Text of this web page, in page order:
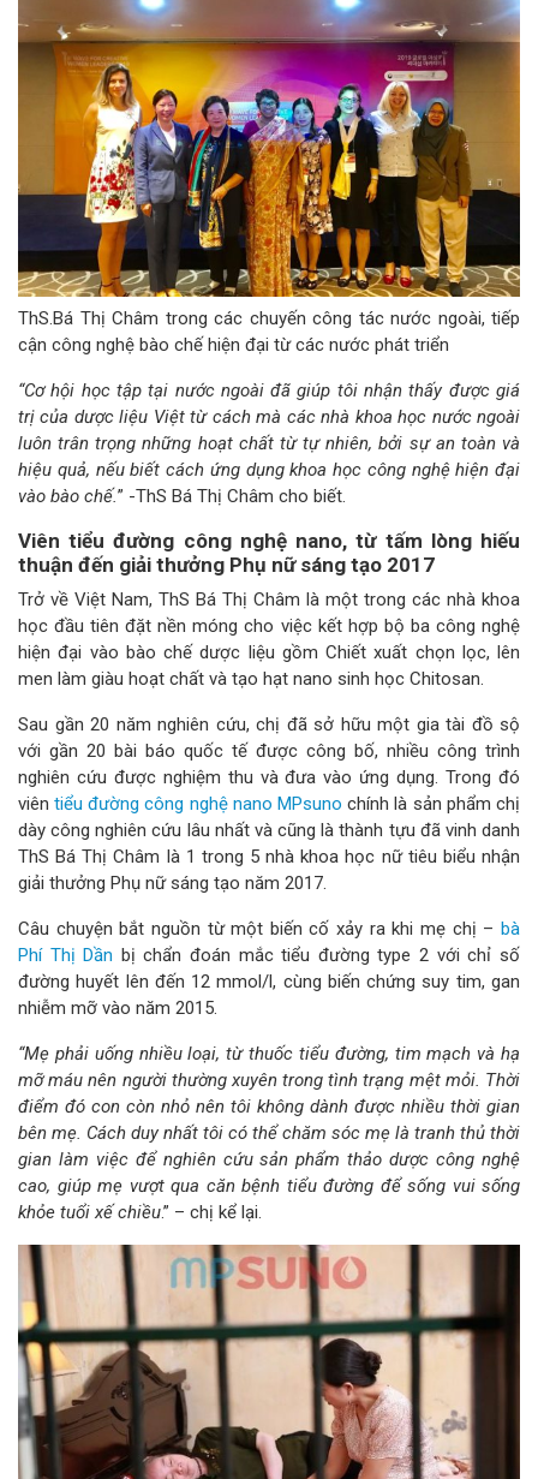
ThS.Bá Thị Châm trong các chuyến công tác nước ngoài, tiếp
cận công nghệ bào chế hiện đại từ các nước phát triển
“Cơ hội học tập tại nước ngoài đã giúp tôi nhận thấy được giá
trị của dược liệu Việt từ cách mà các nhà khoa học nước ngoài
luôn trân trọng những hoạt chất từ tự nhiên, bởi sự an toàn và
hiệu quả, nếu biết cách ứng dụng khoa học công nghệ hiện đại
vào bào chế.” -ThS Bá Thị Châm cho biết.
Viên tiểu đường công nghệ nano, từ tấm lòng hiếu
thuận đến giải thưởng Phụ nữ sáng tạo 2017
Trở về Việt Nam, ThS Bá Thị Châm là một trong các nhà khoa
học đầu tiên đặt nền móng cho việc kết hợp bộ ba công nghệ
hiện đại vào bào chế dược liệu gồm Chiết xuất chọn lọc, lên
men làm giàu hoạt chất và tạo hạt nano sinh học Chitosan.
Sau gần 20 năm nghiên cứu, chị đã sở hữu một gia tài đồ sộ
với gần 20 bài báo quốc tế được công bố, nhiều công trình
nghiên cứu được nghiệm thu và đưa vào ứng dụng. Trong đó
viên tiểu đường công nghệ nano MPsuno chính là sản phẩm chị
dày công nghiên cứu lâu nhất và cũng là thành tựu đã vinh danh
ThS Bá Thị Châm là 1 trong 5 nhà khoa học nữ tiêu biểu nhận
giải thưởng Phụ nữ sáng tạo năm 2017.
Câu chuyện bắt nguồn từ một biến cố xảy ra khi mẹ chị – bà
Phí Thị Dần bị chẩn đoán mắc tiểu đường type 2 với chỉ số
đường huyết lên đến 12 mmol/l, cùng biến chứng suy tim, gan
nhiễm mỡ vào năm 2015.
“Mẹ phải uống nhiều loại, từ thuốc tiểu đường, tim mạch và hạ
mỡ máu nên người thường xuyên trong tình trạng mệt mỏi. Thời
điểm đó con còn nhỏ nên tôi không dành được nhiều thời gian
bên mẹ. Cách duy nhất tôi có thể chăm sóc mẹ là tranh thủ thời
gian làm việc để nghiên cứu sản phẩm thảo dược công nghệ
cao, giúp mẹ vượt qua căn bệnh tiểu đường để sống vui sống
khỏe tuổi xế chiều.” – chị kể lại.